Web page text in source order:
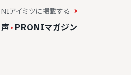
アイミツに掲載する
・ PRONIマガジン